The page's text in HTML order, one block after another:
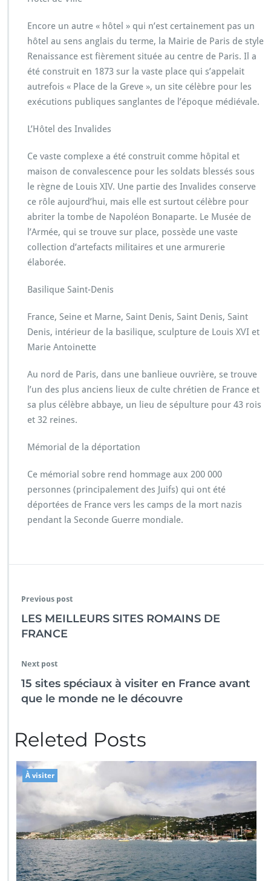
Encore un autre « hôtel » qui n’est certainement pas un
hôtel au sens anglais du terme, la Mairie de Paris de style
Renaissance est fièrement située au centre de Paris. Il a
été construit en 1873 sur la vaste place qui s’appelait
autrefois « Place de la Greve », un site célèbre pour les
exécutions publiques sanglantes de l’époque médiévale.
L’Hôtel des Invalides
Ce vaste complexe a été construit comme hôpital et
maison de convalescence pour les soldats blessés sous
le règne de Louis XIV. Une partie des Invalides conserve
ce rôle aujourd’hui, mais elle est surtout célèbre pour
abriter la tombe de Napoléon Bonaparte. Le Musée de
l’Armée, qui se trouve sur place, possède une vaste
collection d’artefacts militaires et une armurerie
élaborée.
Basilique Saint-Denis
France, Seine et Marne, Saint Denis, Saint Denis, Saint
Denis, intérieur de la basilique, sculpture de Louis XVI et
Marie Antoinette
Au nord de Paris, dans une banlieue ouvrière, se trouve
l’un des plus anciens lieux de culte chrétien de France et
sa plus célèbre abbaye, un lieu de sépulture pour 43 rois
et 32 reines.
Mémorial de la déportation
Ce mémorial sobre rend hommage aux 200 000
personnes (principalement des Juifs) qui ont été
déportées de France vers les camps de la mort nazis
pendant la Seconde Guerre mondiale.
Previous post
LES MEILLEURS SITES ROMAINS DE
FRANCE
Next post
15 sites spéciaux à visiter en France avant
que le monde ne le découvre
Releted Posts
À visiter